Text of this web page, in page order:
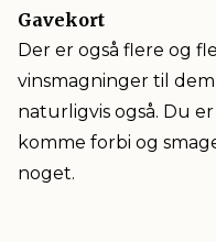
Gavekort
Der er også flere og
vinsmagninger til
naturligvis også. Du
komme forbi og
noget.